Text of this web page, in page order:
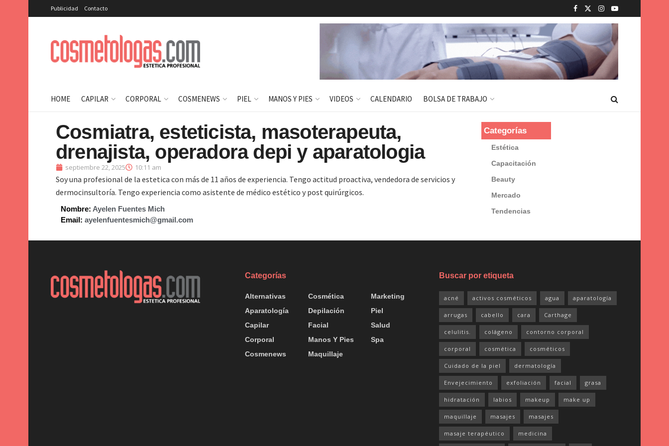
Publicidad Contacto
HOME CAPILAR CORPORAL COSMENEWS PIEL MANOS Y PIES VIDEOS CALENDARIO BOLSA DE TRABAJO
Cosmiatra, esteticista, masoterapeuta,
drenajista, operadora depi y aparatologia
septiembre 22, 2025 10:11 am
Soy una profesional de la estetica con más de 11 años de experiencia. Tengo actitud proactiva, vendedora de servicios y
dermocinsultoría. Tengo experiencia como asistente de médico estético y post quirúrgicos.
Nombre: Ayelen Fuentes Mich
Email: ayelenfuentesmich@gmail.com
Categorías
Estética
Capacitación
Beauty
Mercado
Tendencias
Categorías
Alternativas
Aparatología
Capilar
Corporal
Cosmenews
Cosmética
Depilación
Facial
Manos Y Pies
Maquillaje
Marketing
Piel
Salud
Spa
Buscar por etiqueta
acné activos cosméticos agua aparatología
arrugas cabello cara Carthage
celulitis. colágeno contorno corporal
corporal cosmética cosméticos
Cuidado de la piel dermatología
Envejecimiento exfoliación facial grasa
hidratación labios makeup make up
maquillaje masajes masajes
masaje terapéutico medicina